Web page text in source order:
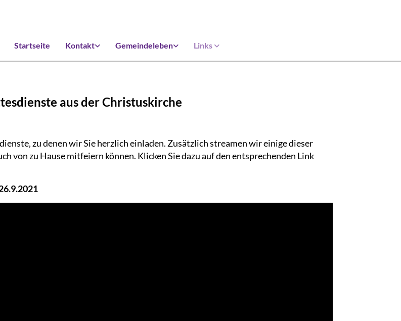
Startseite Kontakt Gemeindeleben Links
aus der Christuskirche
zu denen wir Sie herzlich einladen. Zusätzlich streamen wir einige dieser
von zu Hause mitfeiern können. Klicken Sie dazu auf den entsprechenden Link